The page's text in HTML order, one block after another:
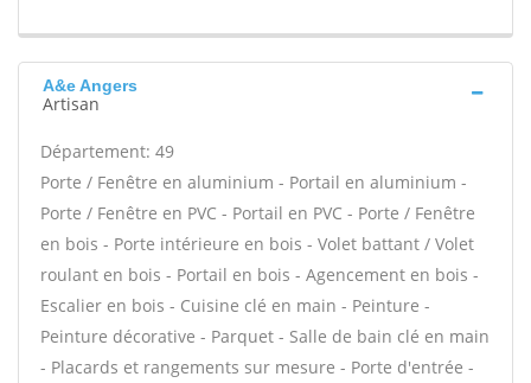
A&e Angers
Artisan
Département: 49
Porte / Fenêtre en aluminium - Portail en aluminium -
Porte / Fenêtre en PVC - Portail en PVC - Porte / Fenêtre
en bois - Porte intérieure en bois - Volet battant / Volet
roulant en bois - Portail en bois - Agencement en bois -
Escalier en bois - Cuisine clé en main - Peinture -
Peinture décorative - Parquet - Salle de bain clé en main
- Placards et rangements sur mesure - Porte d'entrée -